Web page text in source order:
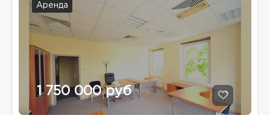
Аренда
1 750 000 руб